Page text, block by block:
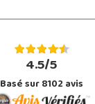
4.5/5
Basé sur 8102 avis